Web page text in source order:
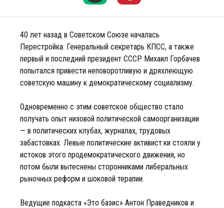
40 лет назад в Советском Союзе началась
Перестройка. Генеральный секретарь КПСС, а также
первый и последний президент СССР Михаил Горбачев
попытался привести неповоротливую и дряхлеющую
советскую машину к демократическому социализму.
Одновременно с этим советское общество стало
получать опыт низовой политической самоорганизации
— в политических клубах, журналах, трудовых
забастовках. Левые политические активист:ки стояли у
истоков этого продемократического движения, но
потом были вытеснены сторонниками либеральных
рыночных реформ и шоковой терапии.
Ведущие подкаста «Это базис» Антон Праведников и